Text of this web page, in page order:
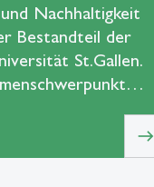
Nachhaltigkeit
Bestandteil der
St.Gallen.
east